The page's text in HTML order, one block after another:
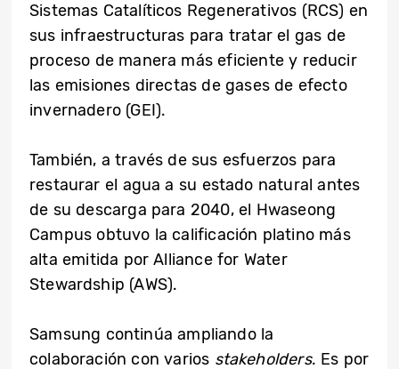
Sistemas Catalíticos Regenerativos (RCS) en
sus infraestructuras para tratar el gas de
proceso de manera más eficiente y reducir
las emisiones directas de gases de efecto
invernadero (GEI).
También, a través de sus esfuerzos para
restaurar el agua a su estado natural antes
de su descarga para 2040, el Hwaseong
Campus obtuvo la calificación platino más
alta emitida por Alliance for Water
Stewardship (AWS).
Samsung continúa ampliando la
colaboración con varios stakeholders. Es por